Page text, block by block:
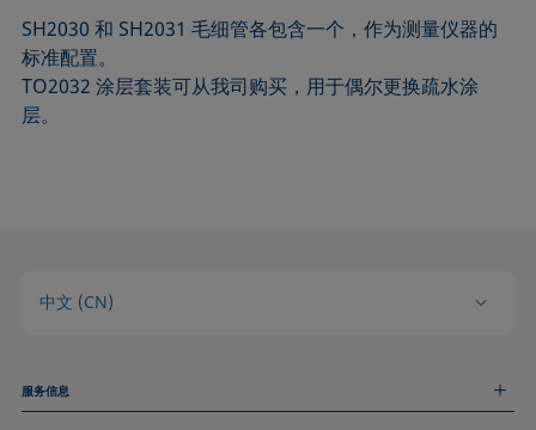
SH2030 和 SH2031 毛细管各包含一个，作为测量仪器的
标准配置。
TO2032 涂层套装可从我司购买，用于偶尔更换疏水涂
层。
中文 (CN)
服务信息